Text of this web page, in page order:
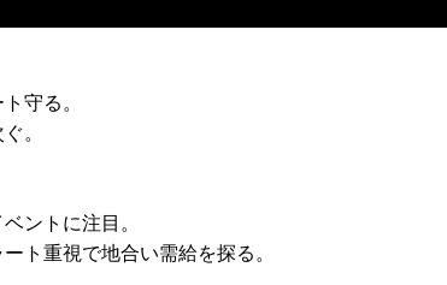
守る。
。
ントに注目。
ト重視で地合い需給を探る。